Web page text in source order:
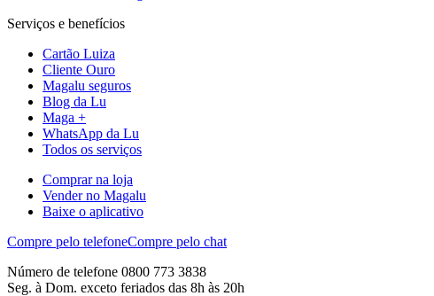
Serviços e benefícios
Cartão Luiza
Cliente Ouro
Magalu seguros
Blog da Lu
Maga +
WhatsApp da Lu
Todos os serviços
Comprar na loja
Vender no Magalu
Baixe o aplicativo
Compre pelo telefoneCompre pelo chat
Número de telefone 0800 773 3838
Seg. à Dom. exceto feriados das 8h às 20h